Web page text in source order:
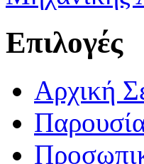
Επιλογές
Αρχική